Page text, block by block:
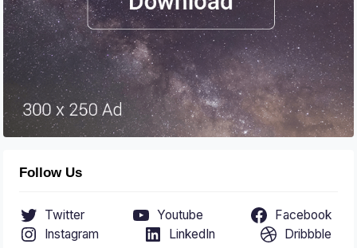
Follow Us
Twitter Youtube
Facebook
Instagram
LinkedIn Dribbble